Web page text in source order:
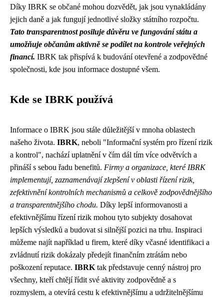
Díky IBRK se občané mohou dozvědět, jak jsou vynakládány
jejich daně a jak fungují jednotlivé složky státního rozpočtu.
Tato transparentnost posiluje důvěru ve fungování státu a
umožňuje občanům aktivně se podílet na kontrole veřejných
financí. IBRK tak přispívá k budování otevřené a zodpovědné
společnosti, kde jsou informace dostupné všem.
Kde se IBRK používá
Informace o IBRK jsou stále důležitější v mnoha oblastech
našeho života. IBRK, neboli "Informační systém pro řízení rizik
a kontrol", nachází uplatnění v čím dál tím více odvětvích a
přináší s sebou řadu benefitů. Firmy a organizace, které IBRK
implementují, zaznamenávají zlepšení v oblasti řízení rizik,
zefektivnění kontrolních mechanismů a celkově zodpovědnějšího
a transparentnějšího chodu. Díky lepší informovanosti a
efektivnějšímu řízení rizik mohou tyto subjekty dosahovat
lepších výsledků a budovat si silnější pozici na trhu. Inspiraci
můžeme najít například u firem, které díky včasné identifikaci a
zvládnutí rizik dokázaly předejít finančním ztrátám nebo
poškození reputace. IBRK tak představuje cenný nástroj pro
všechny, kteří chtějí řídit své aktivity zodpovědně a s
rozmyslem, a otevírá cestu k efektivnějšímu a udržitelnějšímu